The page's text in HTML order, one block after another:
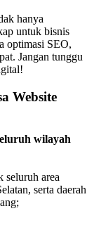
hanya
untuk bisnis
optimasi SEO,
Jangan tunggu
Website
wilayah
seluruh area
serta daerah